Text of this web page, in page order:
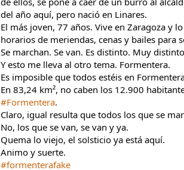
del año aquí, pero nació en Linares.
El más joven, 77 años. Vive en Zaragoza y
horarios de meriendas, cenas y bailes para
Se marchan. Se van. Es distinto. Muy
Y esto me lleva al otro tema. Formentera.
Es imposible que todos estéis en
En 83,24 km², no caben los 12.900
#Formentera.
Claro, igual resulta que todos los que se
No, los que se van, se van y ya.
Quema lo viejo, el solsticio ya está aquí.
Animo y suerte.
#formenterafake